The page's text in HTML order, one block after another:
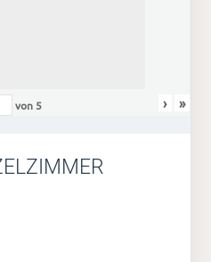
von 5 › »